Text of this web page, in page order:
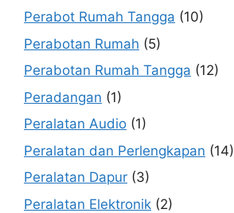
Perabot Rumah Tangga (10)
Perabotan Rumah (5)
Perabotan Rumah Tangga (12)
Peradangan (1)
Peralatan Audio (1)
Peralatan dan Perlengkapan (14)
Peralatan Dapur (3)
Peralatan Elektronik (2)